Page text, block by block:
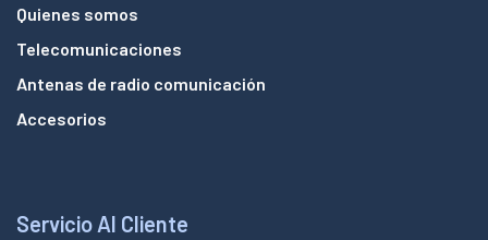
Quienes somos
Telecomunicaciones
Antenas de radio comunicación
Accesorios
Servicio Al Cliente